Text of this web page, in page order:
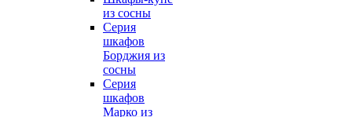
из сосны
Серия
шкафов
Борджия из
сосны
Серия
шкафов
Марко из